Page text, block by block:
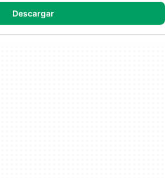
Descargar